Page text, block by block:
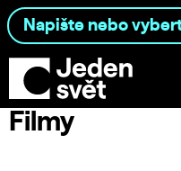
Filmy